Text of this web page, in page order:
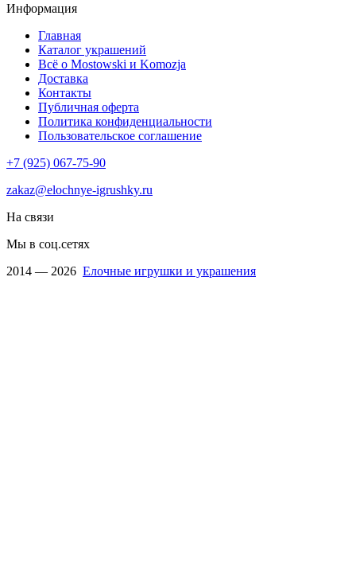
Информация
Главная
Каталог украшений
Всё о Mostowski и Komozja
Доставка
Контакты
Публичная оферта
Политика конфиденциальности
Пользовательское соглашение
+7 (925) 067-75-90
zakaz@elochnye-igrushky.ru
На связи
Мы в соц.сетях
2014 — 2026 Елочные игрушки и украшения